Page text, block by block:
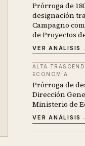
Prórroga de
designación
Campagno
de Proyectos
VER ANÁLISIS
ALTA
ECONOMÍA
Prórroga de
Dirección
Ministerio de
VER ANÁLISIS